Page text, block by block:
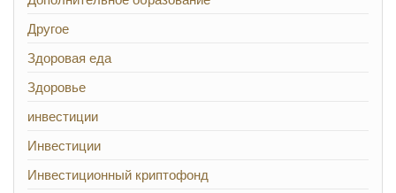
Другое
Здоровая еда
Здоровье
инвестиции
Инвестиции
Инвестиционный криптофонд